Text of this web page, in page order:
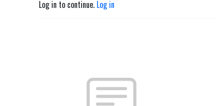
Log in to continue. Log in